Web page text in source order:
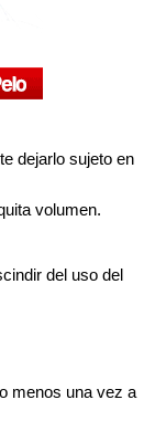
dejarlo sujeto en
volumen.
del uso del
menos una vez a